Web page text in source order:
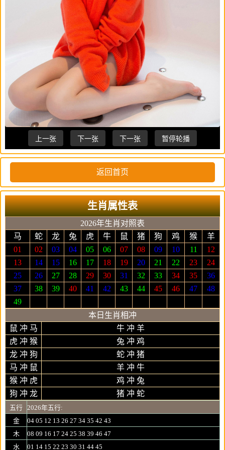
上一张 下一张 下一张 暂停轮播
返回首页
生肖属性表
2026年生肖对照表
马
蛇 龙 兔 虎 牛 鼠 猪 狗 鸡 猴
羊
01
02 03 04 05 06 07 08 09 10 11
12
13
14 15 16 17 18 19 20 21 22 23
24
25
26 27 28 29 30 31 32 33 34 35
36
37
38 39 40 41 42 43 44 45 46 47
48
49
本日生肖相冲
鼠 冲 马
牛 冲 羊
虎 冲 猴
兔 冲 鸡
龙 冲 狗
蛇 冲 猪
马 冲 鼠
羊 冲 牛
猴 冲 虎
鸡 冲 兔
狗 冲 龙
猪 冲 蛇
五行
2026年五行:
金
04 05 12 13 26 27 34 35 42 43
木
08 09 16 17 24 25 38 39 46 47
水
01 14 15 22 23 30 31 44 45